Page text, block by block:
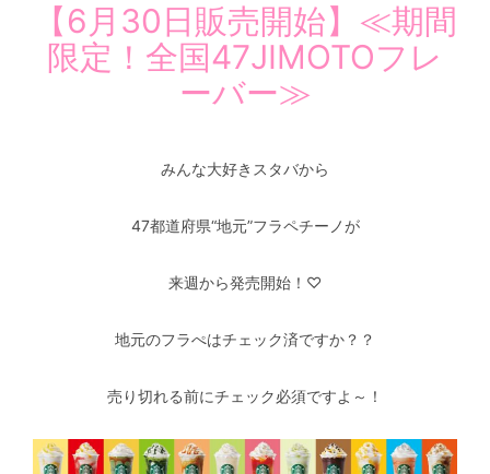
【6月30日販売開始】≪期間
限定！全国47JIMOTOフレ
ーバー≫
みんな大好きスタバから
47都道府県“地元”フラペチーノが
来週から発売開始！♡
地元のフラぺはチェック済ですか？？
売り切れる前にチェック必須ですよ～！